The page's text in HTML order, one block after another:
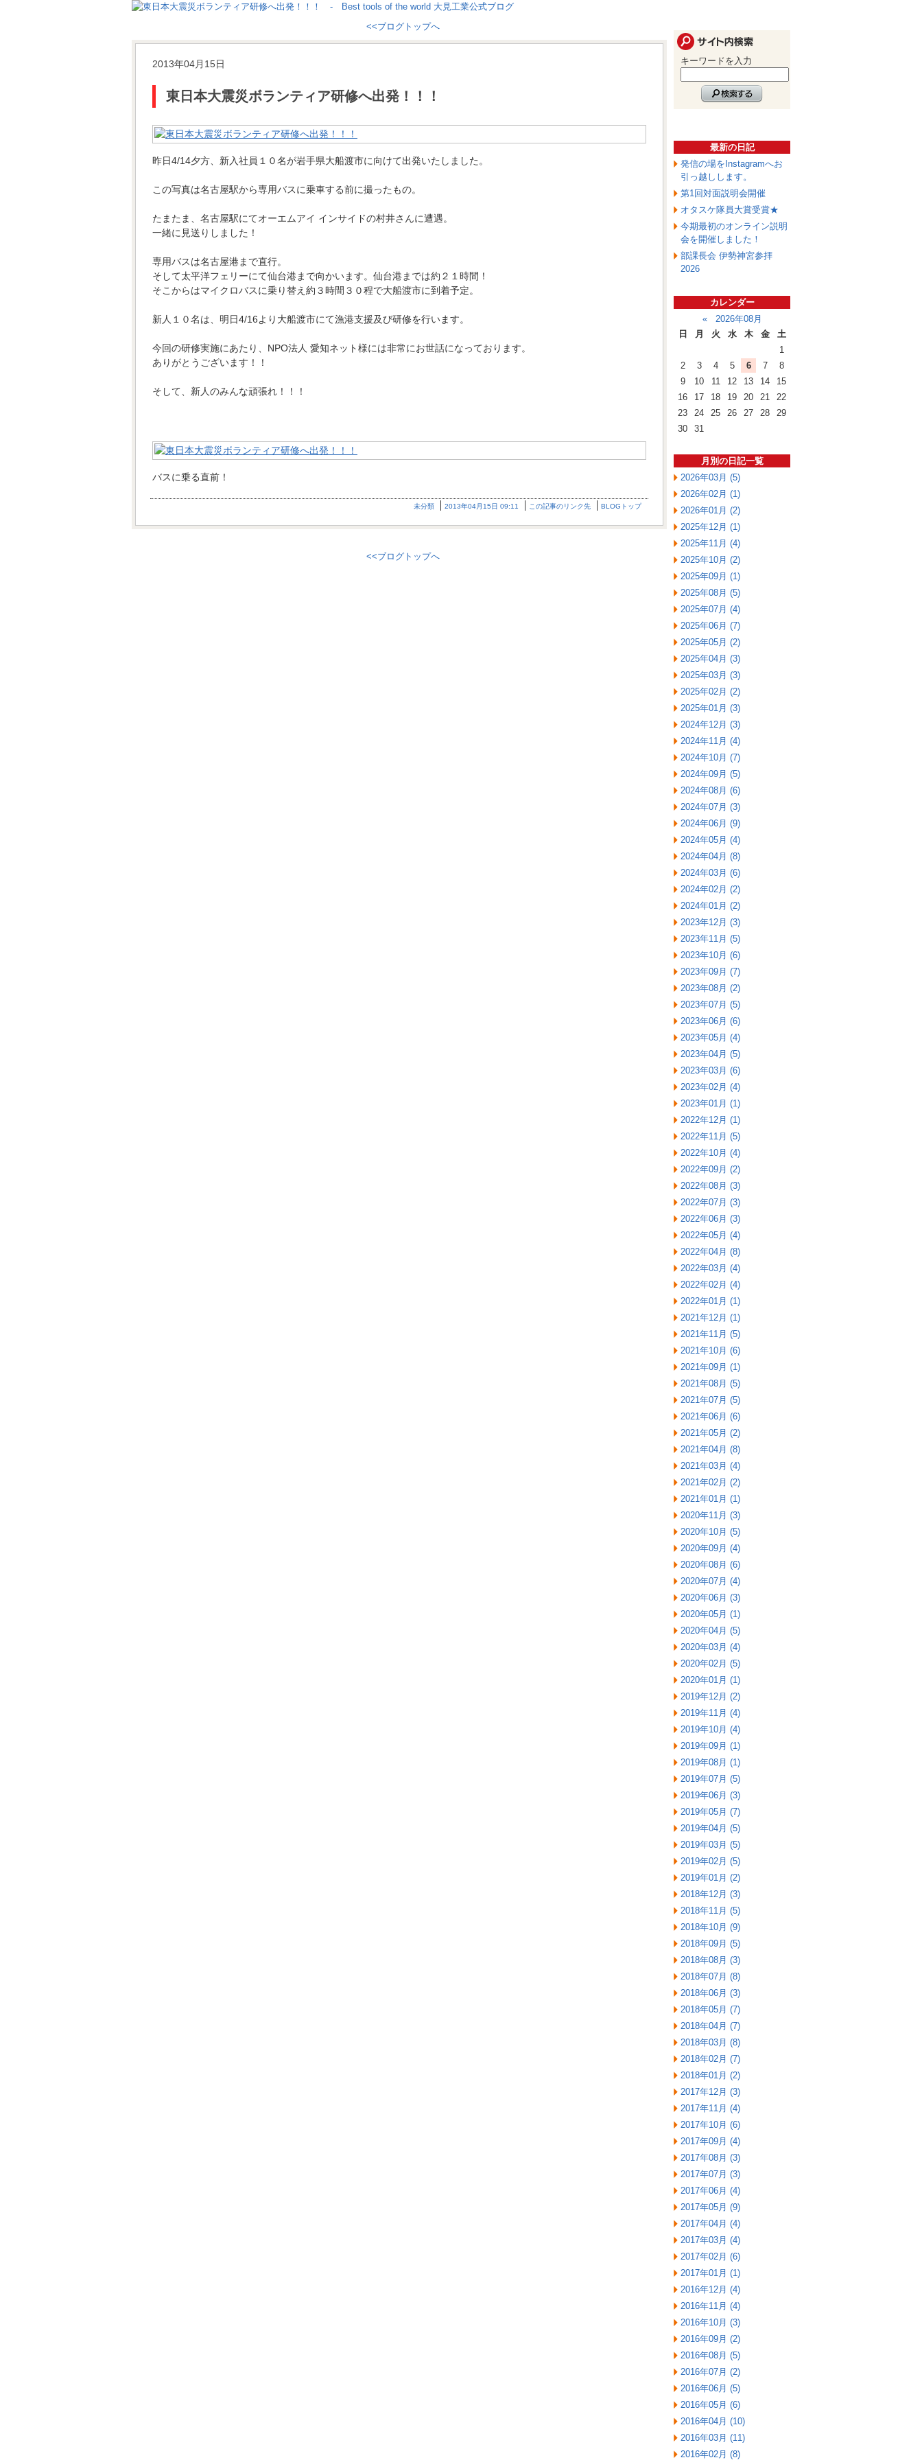
<<ブログトップへ
2013年04月15日
東日本大震災ボランティア研修へ出発！！！
昨日4/14夕方、新入社員１０名が岩手県大船渡市に向けて出発いたしました。
この写真は名古屋駅から専用バスに乗車する前に撮ったもの。
たまたま、名古屋駅にてオーエムアイ インサイドの村井さんに遭遇。
一緒に見送りしました！
専用バスは名古屋港まで直行。
そして太平洋フェリーにて仙台港まで向かいます。仙台港までは約２１時間！
そこからはマイクロバスに乗り替え約３時間３０程で大船渡市に到着予定。
新人１０名は、明日4/16より大船渡市にて漁港支援及び研修を行います。
今回の研修実施にあたり、NPO法人 愛知ネット様には非常にお世話になっております。
ありがとうございます！！
そして、新人のみんな頑張れ！！！
バスに乗る直前！
未分類 2013年04月15日 09:11 この記事のリンク先 BLOGトップ
<<ブログトップへ
キーワードを入力
最新の日記
発信の場をInstagramへお
引っ越しします。
第1回対面説明会開催
オタスケ隊員大賞受賞★
今期最初のオンライン説明
会を開催しました！
部課長会 伊勢神宮参拝
2026
カレンダー
«
2026年08月
日
月 火 水 木 金
土
1
2
3 4 5 6 7
8
9
10 11 12 13 14
15
16
17 18 19 20 21
22
23
24 25 26 27 28
29
30
31
月別の日記一覧
2026年03月 (5)
2026年02月 (1)
2026年01月 (2)
2025年12月 (1)
2025年11月 (4)
2025年10月 (2)
2025年09月 (1)
2025年08月 (5)
2025年07月 (4)
2025年06月 (7)
2025年05月 (2)
2025年04月 (3)
2025年03月 (3)
2025年02月 (2)
2025年01月 (3)
2024年12月 (3)
2024年11月 (4)
2024年10月 (7)
2024年09月 (5)
2024年08月 (6)
2024年07月 (3)
2024年06月 (9)
2024年05月 (4)
2024年04月 (8)
2024年03月 (6)
2024年02月 (2)
2024年01月 (2)
2023年12月 (3)
2023年11月 (5)
2023年10月 (6)
2023年09月 (7)
2023年08月 (2)
2023年07月 (5)
2023年06月 (6)
2023年05月 (4)
2023年04月 (5)
2023年03月 (6)
2023年02月 (4)
2023年01月 (1)
2022年12月 (1)
2022年11月 (5)
2022年10月 (4)
2022年09月 (2)
2022年08月 (3)
2022年07月 (3)
2022年06月 (3)
2022年05月 (4)
2022年04月 (8)
2022年03月 (4)
2022年02月 (4)
2022年01月 (1)
2021年12月 (1)
2021年11月 (5)
2021年10月 (6)
2021年09月 (1)
2021年08月 (5)
2021年07月 (5)
2021年06月 (6)
2021年05月 (2)
2021年04月 (8)
2021年03月 (4)
2021年02月 (2)
2021年01月 (1)
2020年11月 (3)
2020年10月 (5)
2020年09月 (4)
2020年08月 (6)
2020年07月 (4)
2020年06月 (3)
2020年05月 (1)
2020年04月 (5)
2020年03月 (4)
2020年02月 (5)
2020年01月 (1)
2019年12月 (2)
2019年11月 (4)
2019年10月 (4)
2019年09月 (1)
2019年08月 (1)
2019年07月 (5)
2019年06月 (3)
2019年05月 (7)
2019年04月 (5)
2019年03月 (5)
2019年02月 (5)
2019年01月 (2)
2018年12月 (3)
2018年11月 (5)
2018年10月 (9)
2018年09月 (5)
2018年08月 (3)
2018年07月 (8)
2018年06月 (3)
2018年05月 (7)
2018年04月 (7)
2018年03月 (8)
2018年02月 (7)
2018年01月 (2)
2017年12月 (3)
2017年11月 (4)
2017年10月 (6)
2017年09月 (4)
2017年08月 (3)
2017年07月 (3)
2017年06月 (4)
2017年05月 (9)
2017年04月 (4)
2017年03月 (4)
2017年02月 (6)
2017年01月 (1)
2016年12月 (4)
2016年11月 (4)
2016年10月 (3)
2016年09月 (2)
2016年08月 (5)
2016年07月 (2)
2016年06月 (5)
2016年05月 (6)
2016年04月 (10)
2016年03月 (11)
2016年02月 (8)